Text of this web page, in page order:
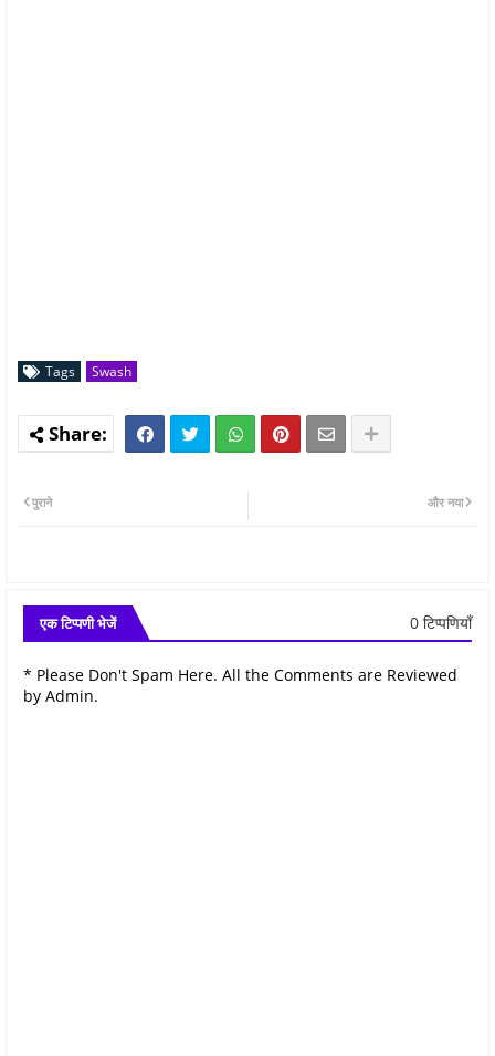
Tags Swash
और नया
पुराने
एक टिप्पणी भेजें 0 टिप्पणियाँ
* Please Don't Spam Here. All the Comments are Reviewed
by Admin.